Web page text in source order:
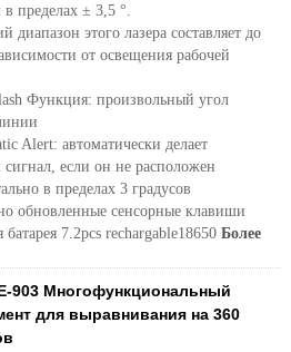
в пределах ± 3,5 °.
диапазон этого лазера составляет до
от освещения рабочей
Функция: произвольный угол
Alert: автоматически делает
сигнал, если он не расположен
в пределах 3 градусов
обновленные сенсорные клавиши
батарея 7.2pcs rechargable18650 Более
903 Многофункциональный
для выравнивания на 360